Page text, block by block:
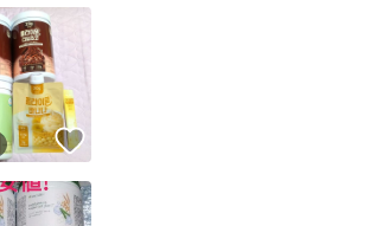
たしたユーザーにバッジを付与しています
マの基準をクリアした安心・安全なユーザーです
ーはYahoo!フリマの取引を完了させた実績があります
の情報をコピーします
れています